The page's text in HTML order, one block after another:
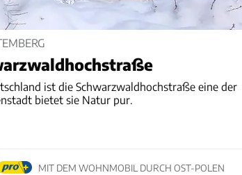
ist die Schwarzwaldhochstraße eine der
bietet sie Natur pur.
MIT DEM WOHNMOBIL DURCH OST-POLEN